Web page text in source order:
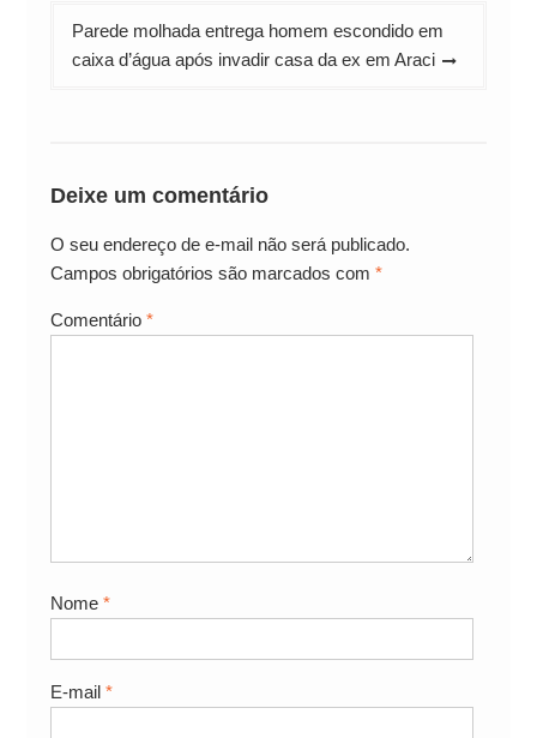
Parede molhada entrega homem escondido em
caixa d’água após invadir casa da ex em Araci
Deixe um comentário
O seu endereço de e-mail não será publicado.
Campos obrigatórios são marcados com *
Comentário *
Nome *
E-mail *